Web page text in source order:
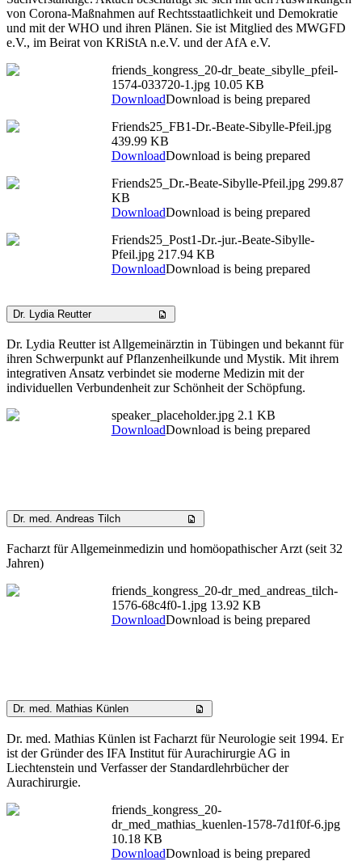
von Corona-Maßnahmen auf Rechtsstaatlichkeit und Demokratie
und mit der WHO und ihren Plänen. Sie ist Mitglied des MWGFD
e.V., im Beirat von KRiStA n.e.V. und der AfA e.V.
friends_kongress_20-dr_beate_sibylle_pfeil-
1574-033720-1.jpg 10.05 KB
DownloadDownload is being prepared
Friends25_FB1-Dr.-Beate-Sibylle-Pfeil.jpg
439.99 KB
DownloadDownload is being prepared
Friends25_Dr.-Beate-Sibylle-Pfeil.jpg 299.87
KB
DownloadDownload is being prepared
Friends25_Post1-Dr.-jur.-Beate-Sibylle-
Pfeil.jpg 217.94 KB
DownloadDownload is being prepared
Dr. Lydia Reutter
Dr. Lydia Reutter ist Allgemeinärztin in Tübingen und bekannt für
ihren Schwerpunkt auf Pflanzenheilkunde und Mystik. Mit ihrem
integrativen Ansatz verbindet sie moderne Medizin mit der
individuellen Verbundenheit zur Schönheit der Schöpfung.
speaker_placeholder.jpg 2.1 KB
DownloadDownload is being prepared
Dr. med. Andreas Tilch
Facharzt für Allgemeinmedizin und homöopathischer Arzt (seit 32
Jahren)
friends_kongress_20-dr_med_andreas_tilch-
1576-68c4f0-1.jpg 13.92 KB
DownloadDownload is being prepared
Dr. med. Mathias Künlen
Dr. med. Mathias Künlen ist Facharzt für Neurologie seit 1994. Er
ist der Gründer des IFA Institut für Aurachirurgie AG in
Liechtenstein und Verfasser der Standardlehrbücher der
Aurachirurgie.
friends_kongress_20-
dr_med_mathias_kuenlen-1578-7d1f0f-6.jpg
10.18 KB
DownloadDownload is being prepared